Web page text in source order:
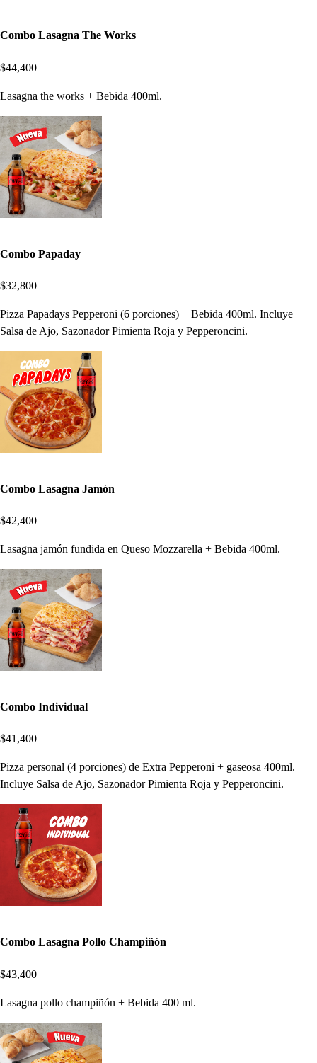
Combo Lasagna The Works
$44,400
Lasagna the works + Bebida 400ml.
Combo Papaday
$32,800
Pizza Papadays Pepperoni (6 porciones) + Bebida 400ml. Incluye
Salsa de Ajo, Sazonador Pimienta Roja y Pepperoncini.
Combo Lasagna Jamón
$42,400
Lasagna jamón fundida en Queso Mozzarella + Bebida 400ml.
Combo Individual
$41,400
Pizza personal (4 porciones) de Extra Pepperoni + gaseosa 400ml.
Incluye Salsa de Ajo, Sazonador Pimienta Roja y Pepperoncini.
Combo Lasagna Pollo Champiñón
$43,400
Lasagna pollo champiñón + Bebida 400 ml.